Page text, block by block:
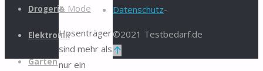
springenDrogerie
Elektronik
Garten
& Mode
Hosenträger
sind mehr als
nur ein
Datenschutz-
©2021 Testbedarf.de
Zurück